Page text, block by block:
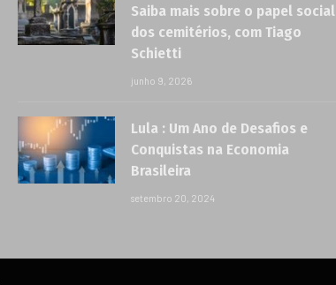
Saiba mais sobre o papel social
dos cemitérios, com Tiago
Schietti
junho 9, 2026
Lula : Um Ano de Desafios e
Conquistas na Economia
Brasileira
setembro 20, 2024